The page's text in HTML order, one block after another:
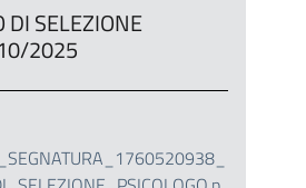
DI SELEZIONE
2025